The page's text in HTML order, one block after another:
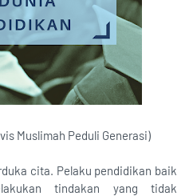
Muslimah Peduli Generasi)
cita. Pelaku pendidikan baik
tindakan yang tidak